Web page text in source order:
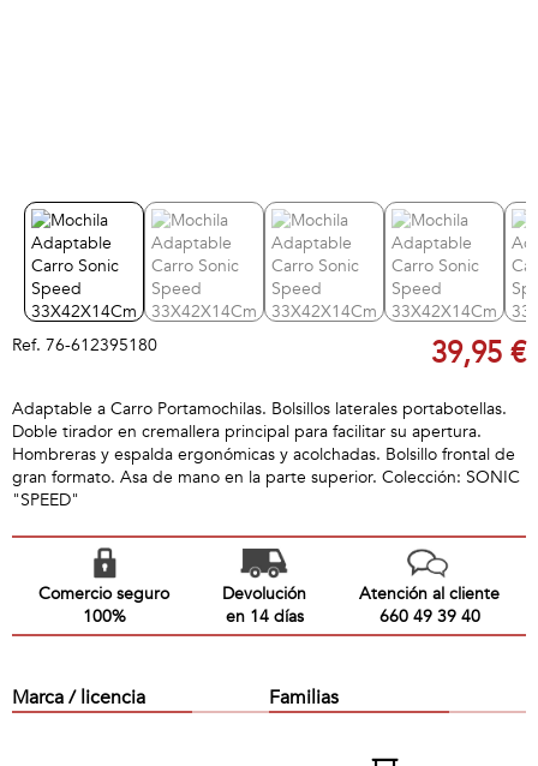
Ref. 76-612395180 39,95 €
Adaptable a Carro Portamochilas. Bolsillos laterales portabotellas.
Doble tirador en cremallera principal para facilitar su apertura.
Hombreras y espalda ergonómicas y acolchadas. Bolsillo frontal de
gran formato. Asa de mano en la parte superior. Colección: SONIC
"SPEED"
Comercio seguro
100%
Devolución
en 14 días
Atención al cliente
660 49 39 40
Marca / licencia Familias